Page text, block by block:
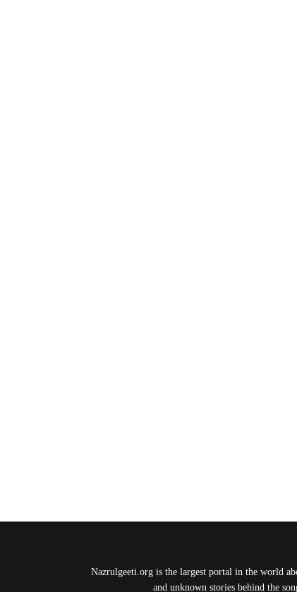
Nazrulgeeti.org is the largest portal in the world
and unknown stories behind the